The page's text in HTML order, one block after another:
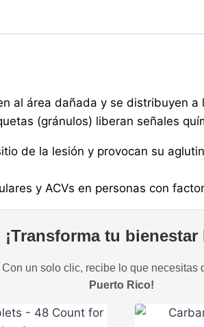
al área dañada y se distribuyen
(gránulos) liberan señales
de la lesión y provocan su
y ACVs en personas con
¡Transforma tu bienestar
un solo clic, recibe lo que necesitas
Puerto Rico!